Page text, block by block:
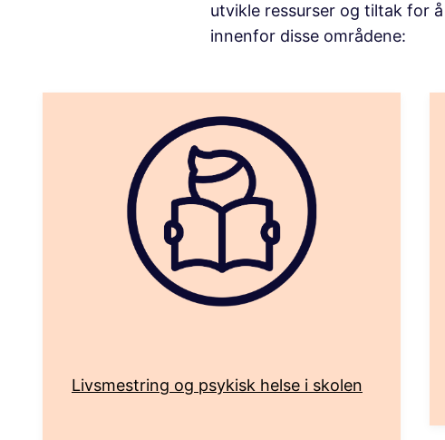
utvikle ressurser og tiltak for
innenfor disse områdene:
Livsmestring og psykisk helse i skolen